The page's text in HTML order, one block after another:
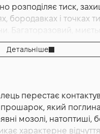
розподіляє тиск,
бородавках і точках
Багаторазовий,
бренд Gehwol.
нейтрального
Зовнішня тканинна
Детальніше
перестає
який
мозолі, натоптиші,
характерне